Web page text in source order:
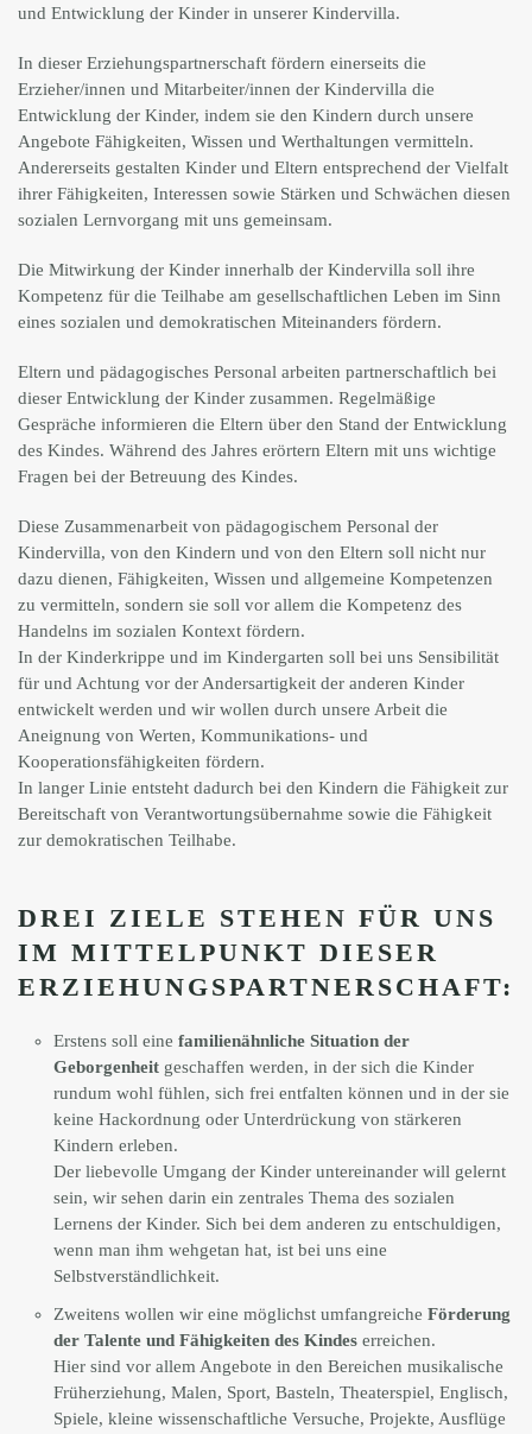
und Entwicklung der Kinder in unserer Kindervilla.
In dieser Erziehungspartnerschaft fördern einerseits die
Erzieher/innen und Mitarbeiter/innen der Kindervilla die
Entwicklung der Kinder, indem sie den Kindern durch unsere
Angebote Fähigkeiten, Wissen und Werthaltungen vermitteln.
Andererseits gestalten Kinder und Eltern entsprechend der Vielfalt
ihrer Fähigkeiten, Interessen sowie Stärken und Schwächen diesen
sozialen Lernvorgang mit uns gemeinsam.
Die Mitwirkung der Kinder innerhalb der Kindervilla soll ihre
Kompetenz für die Teilhabe am gesellschaftlichen Leben im Sinn
eines sozialen und demokratischen Miteinanders fördern.
Eltern und pädagogisches Personal arbeiten partnerschaftlich bei
dieser Entwicklung der Kinder zusammen. Regelmäßige
Gespräche informieren die Eltern über den Stand der Entwicklung
des Kindes. Während des Jahres erörtern Eltern mit uns wichtige
Fragen bei der Betreuung des Kindes.
Diese Zusammenarbeit von pädagogischem Personal der
Kindervilla, von den Kindern und von den Eltern soll nicht nur
dazu dienen, Fähigkeiten, Wissen und allgemeine Kompetenzen
zu vermitteln, sondern sie soll vor allem die Kompetenz des
Handelns im sozialen Kontext fördern.
In der Kinderkrippe und im Kindergarten soll bei uns Sensibilität
für und Achtung vor der Andersartigkeit der anderen Kinder
entwickelt werden und wir wollen durch unsere Arbeit die
Aneignung von Werten, Kommunikations- und
Kooperationsfähigkeiten fördern.
In langer Linie entsteht dadurch bei den Kindern die Fähigkeit zur
Bereitschaft von Verantwortungsübernahme sowie die Fähigkeit
zur demokratischen Teilhabe.
DREI ZIELE STEHEN FÜR UNS
IM MITTELPUNKT DIESER
ERZIEHUNGSPARTNERSCHAFT:
Erstens soll eine familienähnliche Situation der
Geborgenheit geschaffen werden, in der sich die Kinder
rundum wohl fühlen, sich frei entfalten können und in der sie
keine Hackordnung oder Unterdrückung von stärkeren
Kindern erleben.
Der liebevolle Umgang der Kinder untereinander will gelernt
sein, wir sehen darin ein zentrales Thema des sozialen
Lernens der Kinder. Sich bei dem anderen zu entschuldigen,
wenn man ihm wehgetan hat, ist bei uns eine
Selbstverständlichkeit.
Zweitens wollen wir eine möglichst umfangreiche Förderung
der Talente und Fähigkeiten des Kindes erreichen.
Hier sind vor allem Angebote in den Bereichen musikalische
Früherziehung, Malen, Sport, Basteln, Theaterspiel, Englisch,
Spiele, kleine wissenschaftliche Versuche, Projekte, Ausflüge